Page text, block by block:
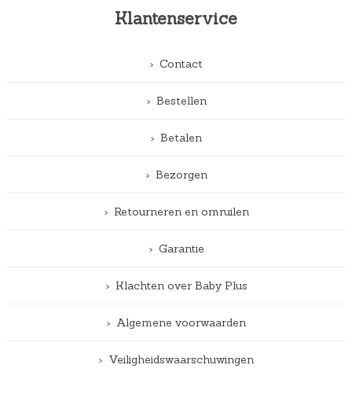
Klantenservice
Contact
Bestellen
Betalen
Bezorgen
Retourneren en omruilen
Garantie
Klachten over Baby Plus
Algemene voorwaarden
Veiligheidswaarschuwingen